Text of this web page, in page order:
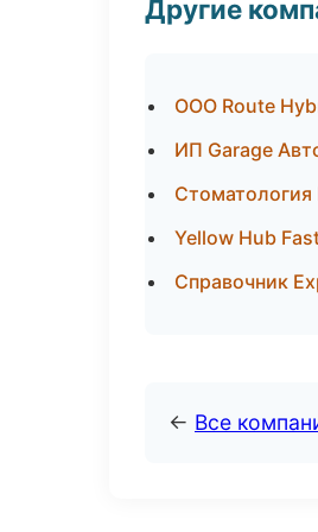
Другие
ООО Route
ИП Garage
Стоматология
Yellow Hub
Справочник
← Все